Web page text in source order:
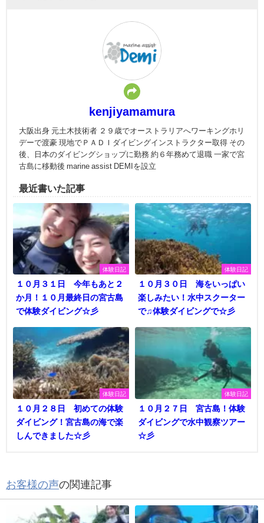
kenjiyamamura
大阪出身 元土木技術者 ２９歳でオーストラリアへワーキングホリ
デーで渡豪 現地でＰＡＤＩダイビングインストラクター取得 その
後、日本のダイビングショップに勤務 約６年務めて退職 一家で宮
古島に移動後 marine assist DEMIを設立
最近書いた記事
体験日記
１０月３１日 今年もあと２
か月！１０月最終日の宮古島
で体験ダイビング☆彡
体験日記
１０月３０日 海をいっぱい
楽しみたい！水中スクーター
で♫体験ダイビングで☆彡
体験日記
１０月２８日 初めての体験
ダイビング！宮古島の海で楽
しんできました☆彡
体験日記
１０月２７日 宮古島！体験
ダイビングで水中観察ツアー
☆彡
お客様の声の関連記事